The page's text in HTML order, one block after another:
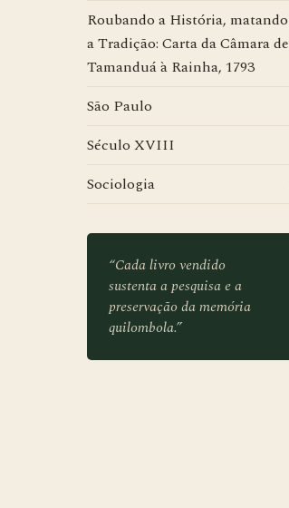
Roubando a História, matando
a Tradição: Carta da Câmara de
Tamanduá à Rainha, 1793
São Paulo
Século XVIII
Sociologia
“Cada livro vendido
sustenta a pesquisa e a
preservação da memória
quilombola.”